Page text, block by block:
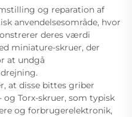
og reparation af
anvendelsesområde, hvor
deres værdi
miniature-skruer, der
at undgå
at disse bittes griber
Torx-skruer, som typisk
og forbrugerelektronik,